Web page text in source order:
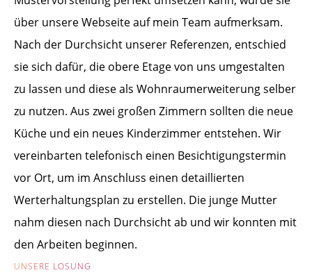
über unsere Webseite auf mein Team aufmerksam.
Nach der Durchsicht unserer Referenzen, entschied
sie sich dafür, die obere Etage von uns umgestalten
zu lassen und diese als Wohnraumerweiterung selber
zu nutzen. Aus zwei großen Zimmern sollten die neue
Küche und ein neues Kinderzimmer entstehen. Wir
vereinbarten telefonisch einen Besichtigungstermin
vor Ort, um im Anschluss einen detaillierten
Werterhaltungsplan zu erstellen. Die junge Mutter
nahm diesen nach Durchsicht ab und wir konnten mit
den Arbeiten beginnen.
UNSERE LÖSUNG